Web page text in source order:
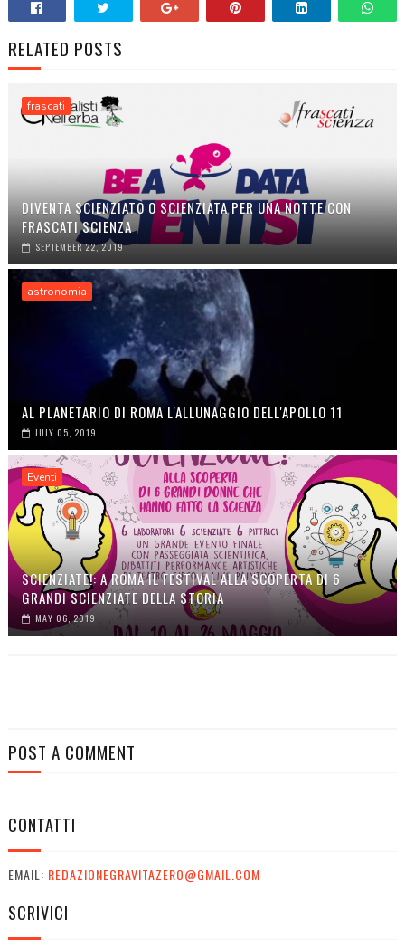
RELATED POSTS
frascati
DIVENTA SCIENZIATO O SCIENZIATA PER UNA NOTTE CON
FRASCATI SCIENZA
SEPTEMBER 22, 2019
astronomia
AL PLANETARIO DI ROMA L'ALLUNAGGIO DELL'APOLLO 11
JULY 05, 2019
Eventi
SCIENZIATE!: A ROMA IL FESTIVAL ALLA SCOPERTA DI 6
GRANDI SCIENZIATE DELLA STORIA
MAY 06, 2019
POST A COMMENT
CONTATTI
EMAIL: REDAZIONEGRAVITAZERO@GMAIL.COM
SCRIVICI